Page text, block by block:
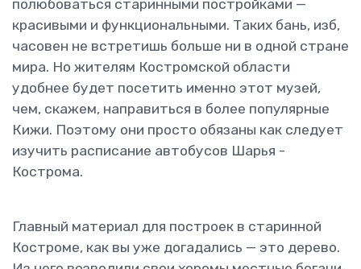
полюбоваться старинными постройками —
красивыми и функциональными. Таких бань, изб,
часовен не встретишь больше ни в одной стране
мира. Но жителям Костромской области
удобнее будет посетить именно этот музей,
чем, скажем, направиться в более популярные
Кижи. Поэтому они просто обязаны как следует
изучить расписание автобусов Шарья -
Кострома.
Главный материал для построек в старинной
Костроме, как вы уже догадались — это дерево.